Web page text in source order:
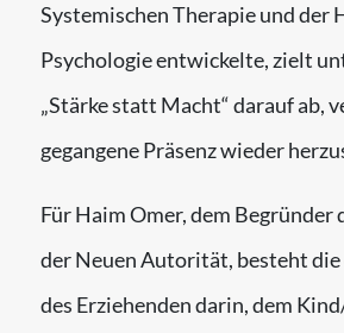
Systemischen Therapie und der
Psychologie entwickelte, zielt
„Stärke statt Macht“ darauf ab,
gegangene Präsenz wieder
Für Haim Omer, dem Begründer
der Neuen Autorität, besteht
des Erziehenden darin, dem